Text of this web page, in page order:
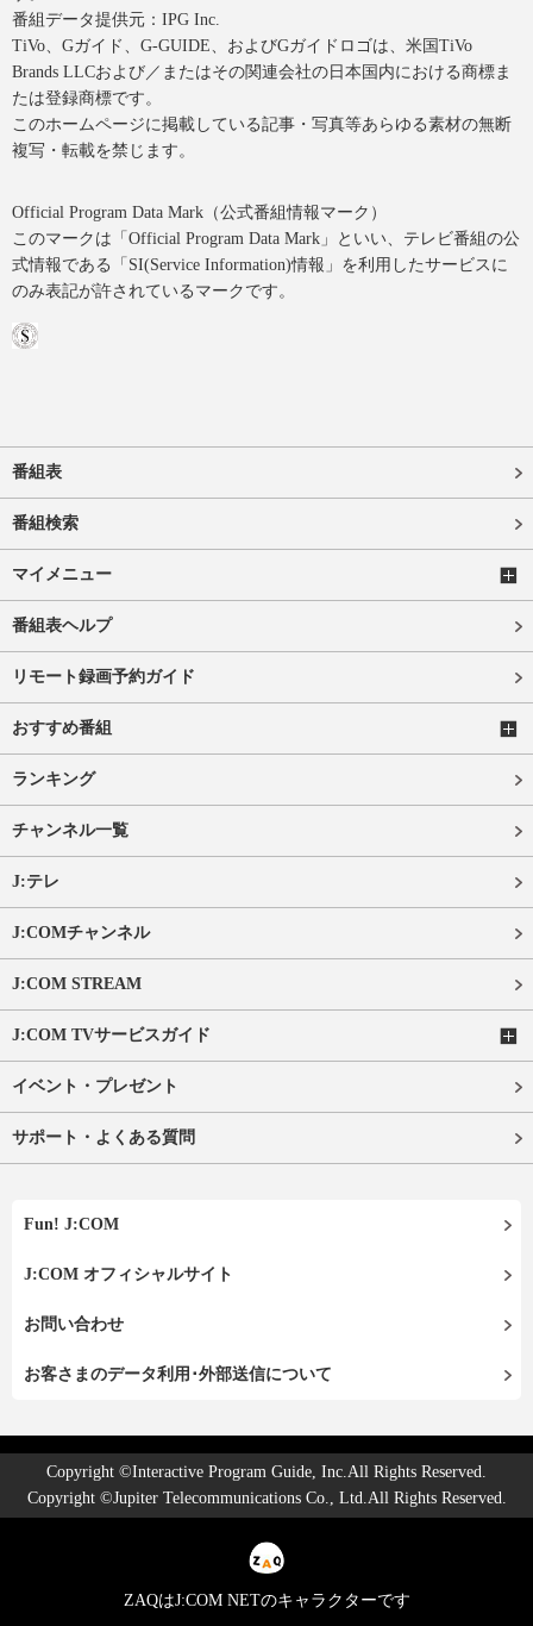
番組データ提供元：IPG Inc.
TiVo、Gガイド、G-GUIDE、およびGガイドロゴは、米国TiVo
Brands LLCおよび／またはその関連会社の日本国内における商標ま
たは登録商標です。
このホームページに掲載している記事・写真等あらゆる素材の無断
複写・転載を禁じます。
Official Program Data Mark（公式番組情報マーク）
このマークは「Official Program Data Mark」といい、テレビ番組の公
式情報である「SI(Service Information)情報」を利用したサービスに
のみ表記が許されているマークです。
番組表
番組検索
マイメニュー
番組表ヘルプ
リモート録画予約ガイド
おすすめ番組
ランキング
チャンネル一覧
J:テレ
J:COMチャンネル
J:COM STREAM
J:COM TVサービスガイド
イベント・プレゼント
サポート・よくある質問
Fun! J:COM
J:COM オフィシャルサイト
お問い合わせ
お客さまのデータ利用･外部送信について
Copyright ©Interactive Program Guide, Inc.All Rights Reserved.
Copyright ©Jupiter Telecommunications Co., Ltd.All Rights Reserved.
ZAQはJ:COM NETのキャラクターです